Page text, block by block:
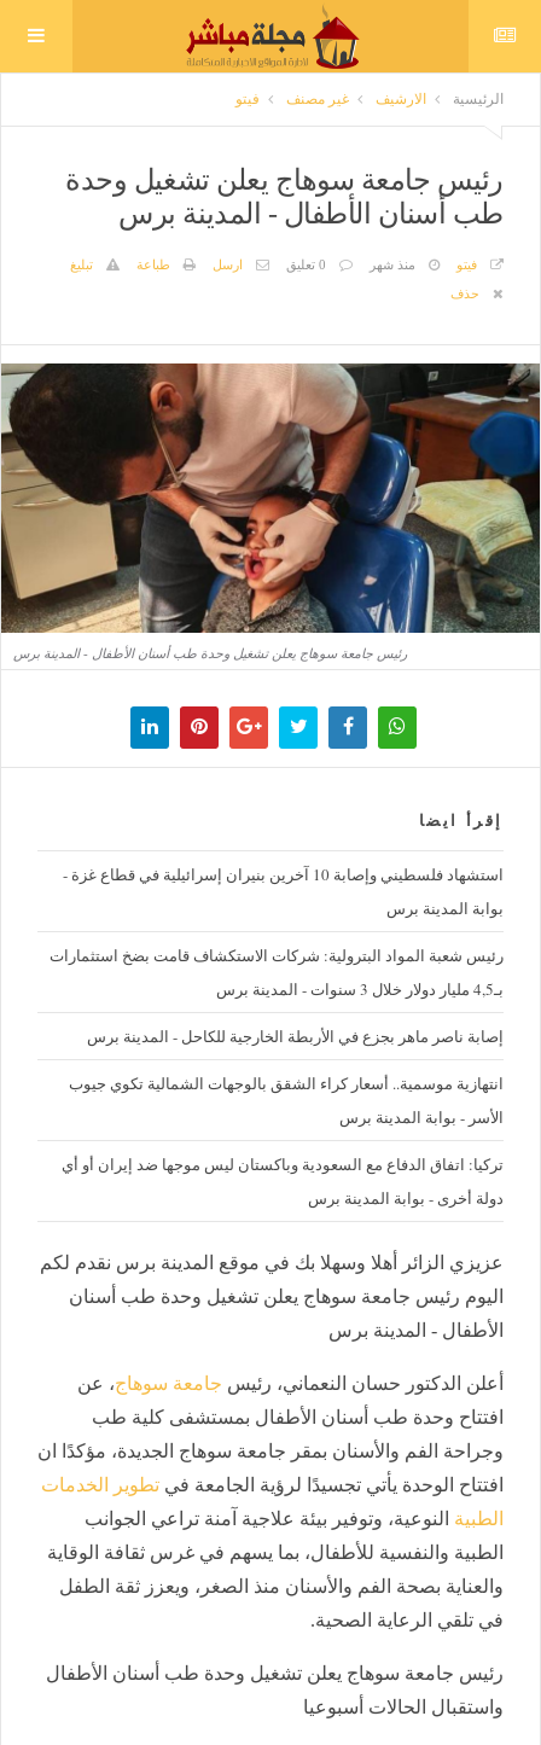
الرئيسية الارشيف غير مصنف فيتو
رئيس جامعة سوهاج يعلن تشغيل وحدة
طب أسنان الأطفال - المدينة برس
فيتو منذ شهر 0 تعليق ارسل طباعة
تبليغ
حذف
رئيس جامعة سوهاج يعلن تشغيل وحدة طب أسنان الأطفال - المدينة برس
إقرأ ايضا
استشهاد فلسطيني وإصابة 10 آخرين بنيران إسرائيلية في قطاع غزة -
بوابة المدينة برس
رئيس شعبة المواد البترولية: شركات الاستكشاف قامت بضخ استثمارات
بـ4,5 مليار دولار خلال 3 سنوات - المدينة برس
إصابة ناصر ماهر بجزع في الأربطة الخارجية للكاحل - المدينة برس
‪انتهازية موسمية.. أسعار كراء الشقق بالوجهات الشمالية تكوي جيوب
الأسر - بوابة المدينة برس
تركيا: اتفاق الدفاع مع السعودية وباكستان ليس موجها ضد إيران أو أي
دولة أخرى - بوابة المدينة برس
عزيزي الزائر أهلا وسهلا بك في موقع المدينة برس نقدم لكم
اليوم رئيس جامعة سوهاج يعلن تشغيل وحدة طب أسنان
الأطفال - المدينة برس
أعلن الدكتور حسان النعماني، رئيس جامعة سوهاج، عن
افتتاح وحدة طب أسنان الأطفال بمستشفى كلية طب
وجراحة الفم والأسنان بمقر جامعة سوهاج الجديدة، مؤكدًا ان
افتتاح الوحدة يأتي تجسيدًا لرؤية الجامعة في تطوير الخدمات
الطبية النوعية، وتوفير بيئة علاجية آمنة تراعي الجوانب
الطبية والنفسية للأطفال، بما يسهم في غرس ثقافة الوقاية
والعناية بصحة الفم والأسنان منذ الصغر، ويعزز ثقة الطفل
في تلقي الرعاية الصحية.
رئيس جامعة سوهاج يعلن تشغيل وحدة طب أسنان الأطفال
واستقبال الحالات أسبوعيا